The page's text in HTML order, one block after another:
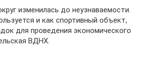
изменилась до неузна­ваемости.
и как спор­тивный объект,
для прове­дения экономического
ВДНХ.